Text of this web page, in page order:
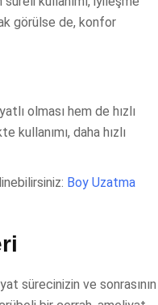
görülse de, konfor
olması hem de hızlı
kullanımı, daha hızlı
Boy Uzatma
sürecinizin ve sonrasının